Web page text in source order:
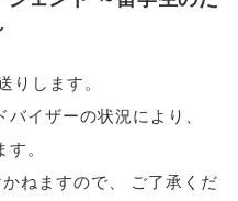
りします。
イザーの状況により 、
す。
ねますので、
ご了承くだ